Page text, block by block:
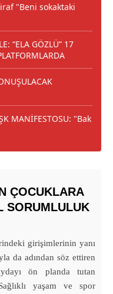
"Beni sokaktaki
“ELA GÖZLÜ” 17
MANİFESTOSU: "Bak
ÇOCUKLARA
SORUMLULUK
girişimlerinin yanı
da adından söz ettiren
ön planda tutan
yaşam ve spor